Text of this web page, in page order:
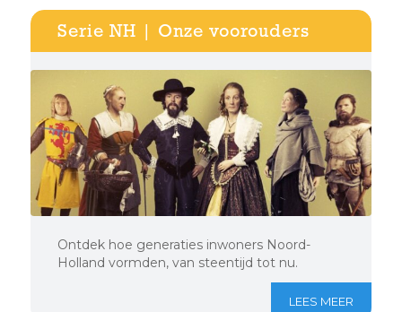
Serie NH | Onze voorouders
Ontdek hoe generaties inwoners Noord-
Holland vormden, van steentijd tot nu.
LEES MEER